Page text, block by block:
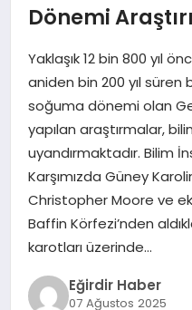
MAGAZIN
SIYASET
SPOR
TEKNOLOJI
YAŞAM
Dönemi
Yaklaşık 12 bin 800 yıl
aniden bin 200 yıl süren
soğuma dönemi olan
yapılan araştırmalar,
uyandırmaktadır. Bilim
Karşımızda Güney
Christopher Moore ve
Baffin Körfezi’nden
karotları üzerinde…
Eğirdir Haber
07 Ağustos 2025